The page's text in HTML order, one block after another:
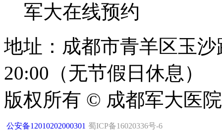
军大在线预约
地址：成都市青羊区玉
20:00（无节假日休息）
版权所有 © 成都军大医
公安备12010202000301 蜀ICP备16020336号-6